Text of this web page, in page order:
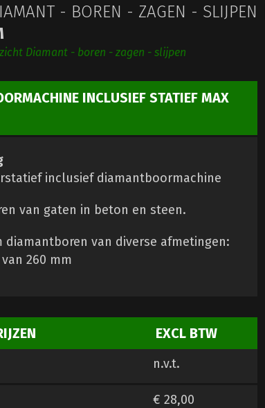
- BOREN - ZAGEN - SLIJPEN |
Diamant - boren - zagen - slijpen
INCLUSIEF STATIEF MAX
inclusief diamantboormachine
van gaten in beton en steen.
diamantboren van diverse afmetingen:
260 mm
EXCL BTW
n.v.t.
€ 28,00